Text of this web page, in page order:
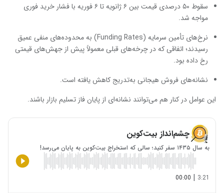
سقوط ۵۰ درصدی قیمت بین ۶ ژانویه تا ۶ فوریه با فشار خرید فوری
مواجه شد.
نرخ‌های تأمین سرمایه (Funding Rates) به محدوده‌های منفی عمیق
رسیدند؛ اتفاقی که در چرخه‌های قبلی معمولاً پیش از جهش‌های قیمتی
رخ داده بود.
نشانه‌های فروش هیجانی به‌تدریج کاهش یافته است.
این عوامل در کنار هم می‌توانند نشانه‌ای از پایان فاز تسلیم بازار باشند.
چشم‌انداز بیت‌کوین
به سال ۱۴۳۵ سفر کنید؛ سالی که استخراج بیت‌کوین به پایان می‌رسد!
3:21
|
00:00